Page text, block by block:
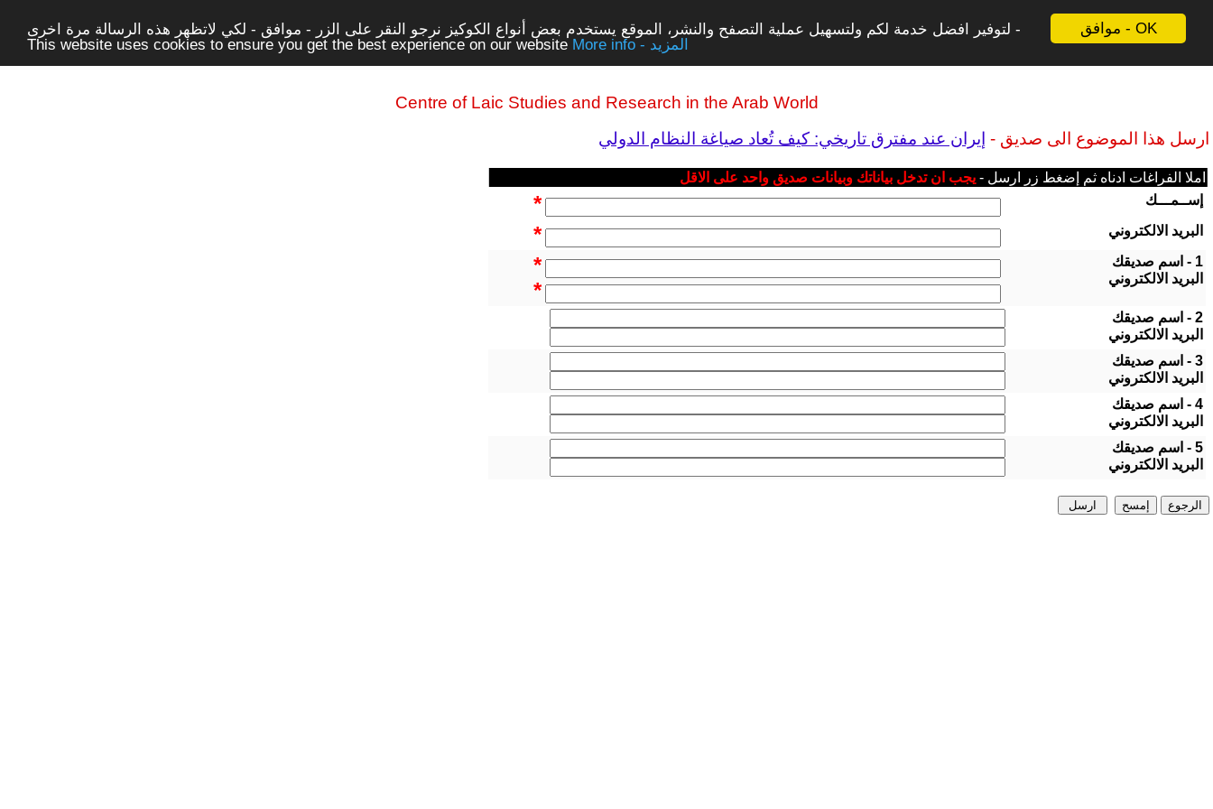
موافق - OK
لتوفير افضل خدمة لكم ولتسهيل عملية التصفح والنشر، الموقع يستخدم بعض أنواع الكوكيز نرجو النقر على الزر - موافق - لكي لاتظهر هذه الرسالة مرة اخرى -
This website uses cookies to ensure you get the best experience on our website
More info - المزيد
Centre of Laic Studies and Research in the Arab World
ارسل هذا الموضوع الى صديق - إيران عند مفترق تاريخي: كيف تُعاد صياغة النظام الدولي
املا الفراغات ادناه ثم إضغط زر ارسل - يجب ان تدخل بياناتك وبيانات صديق واحد على الاقل
* إســمـــك
* البريد الالكتروني
*
*
1 - اسم صديقك
البريد الالكتروني
2 - اسم صديقك
البريد الالكتروني
3 - اسم صديقك
البريد الالكتروني
4 - اسم صديقك
البريد الالكتروني
5 - اسم صديقك
البريد الالكتروني